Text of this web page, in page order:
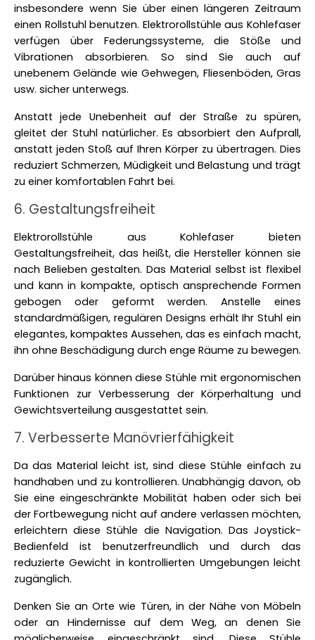
insbesondere wenn Sie über einen längeren Zeitraum
einen Rollstuhl benutzen. Elektrorollstühle aus Kohlefaser
verfügen über Federungssysteme, die Stöße und
Vibrationen absorbieren. So sind Sie auch auf
unebenem Gelände wie Gehwegen, Fliesenböden, Gras
usw. sicher unterwegs.
Anstatt jede Unebenheit auf der Straße zu spüren,
gleitet der Stuhl natürlicher. Es absorbiert den Aufprall,
anstatt jeden Stoß auf Ihren Körper zu übertragen. Dies
reduziert Schmerzen, Müdigkeit und Belastung und trägt
zu einer komfortablen Fahrt bei.
6. Gestaltungsfreiheit
Elektrorollstühle aus Kohlefaser bieten
Gestaltungsfreiheit, das heißt, die Hersteller können sie
nach Belieben gestalten. Das Material selbst ist flexibel
und kann in kompakte, optisch ansprechende Formen
gebogen oder geformt werden. Anstelle eines
standardmäßigen, regulären Designs erhält Ihr Stuhl ein
elegantes, kompaktes Aussehen, das es einfach macht,
Darüber hinaus können diese Stühle mit ergonomischen
Funktionen zur Verbesserung der Körperhaltung und
Gewichtsverteilung ausgestattet sein.
7. Verbesserte Manövrierfähigkeit
Da das Material leicht ist, sind diese Stühle einfach zu
handhaben und zu kontrollieren. Unabhängig davon, ob
Sie eine eingeschränkte Mobilität haben oder sich bei
der Fortbewegung nicht auf andere verlassen möchten,
erleichtern diese Stühle die Navigation. Das Joystick-
Bedienfeld ist benutzerfreundlich und durch das
reduzierte Gewicht in kontrollierten Umgebungen leicht
zugänglich.
Denken Sie an Orte wie Türen, in der Nähe von Möbeln
oder an Hindernisse auf dem Weg, an denen Sie